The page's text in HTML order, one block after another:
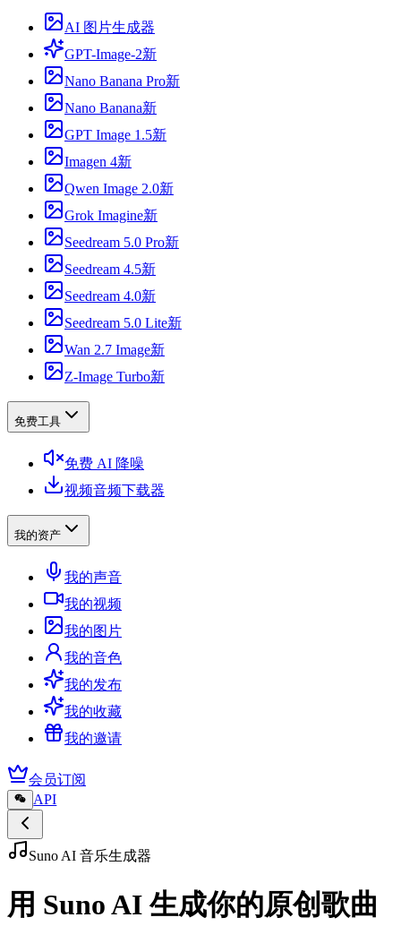
AI 图片生成器
GPT-Image-2新
Nano Banana Pro新
Nano Banana新
GPT Image 1.5新
Imagen 4新
Qwen Image 2.0新
Grok Imagine新
Seedream 5.0 Pro新
Seedream 4.5新
Seedream 4.0新
Seedream 5.0 Lite新
Wan 2.7 Image新
Z-Image Turbo新
免费工具
免费 AI 降噪
视频音频下载器
我的资产
我的声音
我的视频
我的图片
我的音色
我的发布
我的收藏
我的邀请
会员订阅
API
Suno AI 音乐生成器
用 Suno AI 生成你的原创歌曲